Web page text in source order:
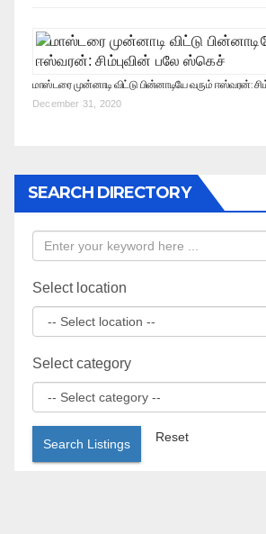
மாஸ்டரை முன்னாடி விட்டு பின்னாடியே வரும் ஈஸ்வரன்:
December 31, 2020
SEARCH DIRECTORY
Select location
Select category
Search Listings Reset